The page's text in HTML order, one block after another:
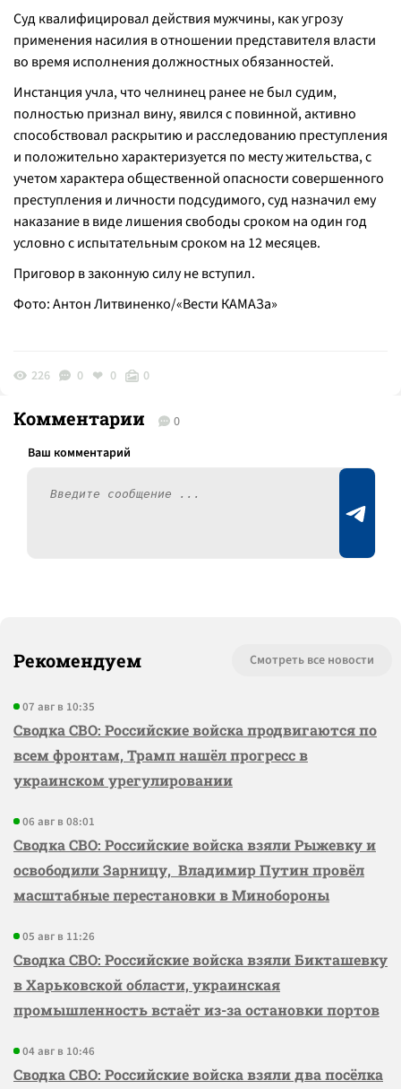
Суд квалифицировал действия мужчины, как угрозу
применения насилия в отношении представителя власти
во время исполнения должностных обязанностей.
Инстанция учла, что челнинец ранее не был судим,
полностью признал вину, явился с повинной, активно
способствовал раскрытию и расследованию преступления
и положительно характеризуется по месту жительства, с
учетом характера общественной опасности совершенного
преступления и личности подсудимого, суд назначил ему
наказание в виде лишения свободы сроком на один год
условно с испытательным сроком на 12 месяцев.
Приговор в законную силу не вступил.
Фото: Антон Литвиненко/«Вести КАМАЗа»
226 0 0 0
Комментарии 0
Рекомендуем Смотреть все новости
07 авг в 10:35
Сводка СВО: Российские войска продвигаются по
всем фронтам, Трамп нашёл прогресс в
украинском урегулировании
06 авг в 08:01
Сводка СВО: Российские войска взяли Рыжевку и
освободили Зарницу, Владимир Путин провёл
масштабные перестановки в Минобороны
05 авг в 11:26
Сводка СВО: Российские войска взяли Бикташевку
в Харьковской области, украинская
промышленность встаёт из-за остановки портов
04 авг в 10:46
Сводка СВО: Российские войска взяли два посёлка